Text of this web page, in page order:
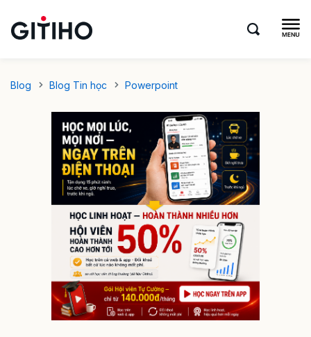
Blog Blog Tin học Powerpoint